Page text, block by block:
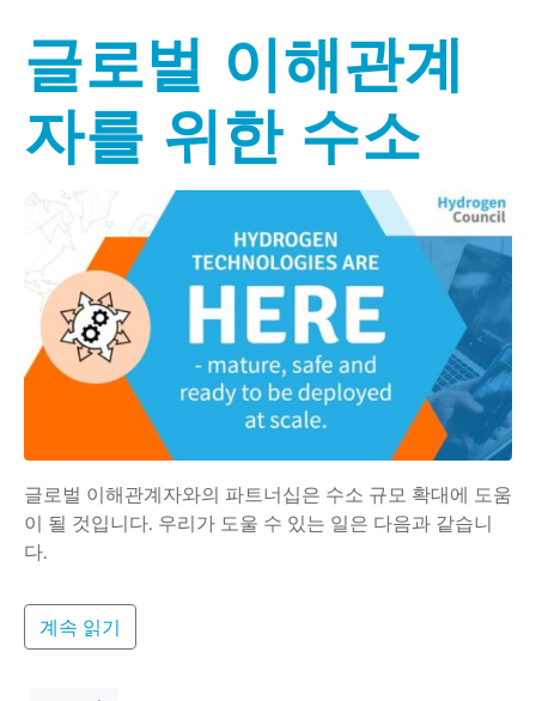
글로벌 이해관계
자를 위한 수소
글로벌 이해관계자와의 파트너십은 수소 규모 확대에 도움
이 될 것입니다. 우리가 도울 수 있는 일은 다음과 같습니
다.
계속 읽기